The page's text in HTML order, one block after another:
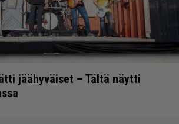
jäähyväiset – Tältä näytti